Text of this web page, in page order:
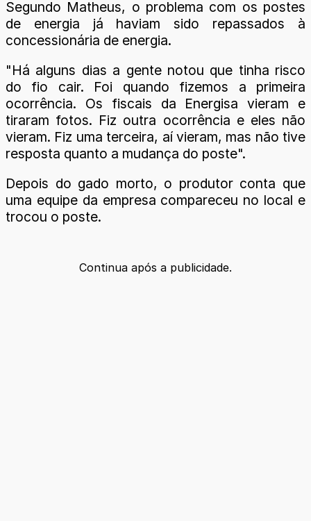
Segundo Matheus, o problema com os postes
de energia já haviam sido repassados à
concessionária de energia.
"Há alguns dias a gente notou que tinha risco
do fio cair. Foi quando fizemos a primeira
ocorrência. Os fiscais da Energisa vieram e
tiraram fotos. Fiz outra ocorrência e eles não
vieram. Fiz uma terceira, aí vieram, mas não tive
resposta quanto a mudança do poste".
Depois do gado morto, o produtor conta que
uma equipe da empresa compareceu no local e
trocou o poste.
Continua após a publicidade.